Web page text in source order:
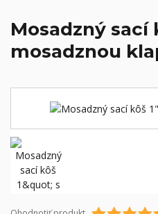
Mosadzný sací
mosadznou